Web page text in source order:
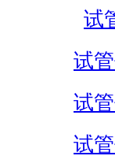
试
试
试
试